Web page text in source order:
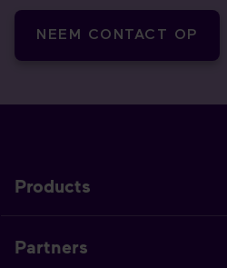
NEEM CONTACT OP
Products
Partners